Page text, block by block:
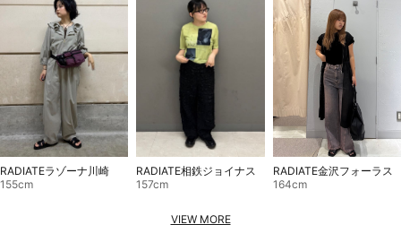
RADIATEラゾーナ川崎
155cm
RADIATE相鉄ジョイナス
157cm
RADIATE金沢フォーラス
164cm
VIEW MORE